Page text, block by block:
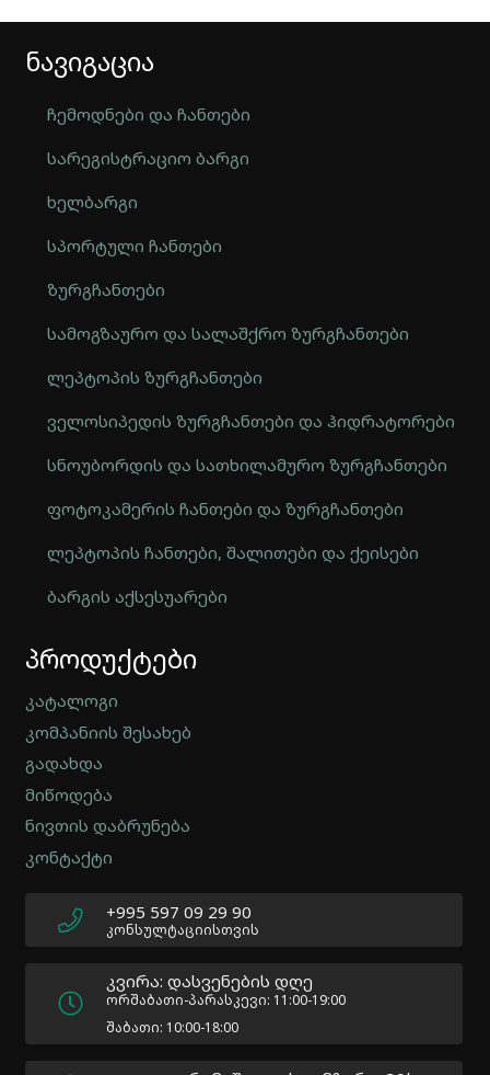
ნავიგაცია
ჩემოდნები და ჩანთები
სარეგისტრაციო ბარგი
ხელბარგი
სპორტული ჩანთები
ზურგჩანთები
სამოგზაურო და სალაშქრო ზურგჩანთები
ლეპტოპის ზურგჩანთები
ველოსიპედის ზურგჩანთები და ჰიდრატორები
სნოუბორდის და სათხილამურო ზურგჩანთები
ფოტოკამერის ჩანთები და ზურგჩანთები
ლეპტოპის ჩანთები, შალითები და ქეისები
ბარგის აქსესუარები
Hierarchic
Categories
in
-
Version
2.0.12
Author:
Atakan
Docs:
https://atakanau.blogspot.com/2021/01/automatic-
menu-
plugin.html
|
პროდუქტები
კატალოგი
კომპანიის შესახებ
გადახდა
მიწოდება
ნივთის დაბრუნება
კონტაქტი
+995 597 09 29 90
კონსულტაციისთვის
კვირა: დასვენების დღე
ორშაბათი-პარასკევი: 11:00-19:00
შაბათი: 10:00-18:00